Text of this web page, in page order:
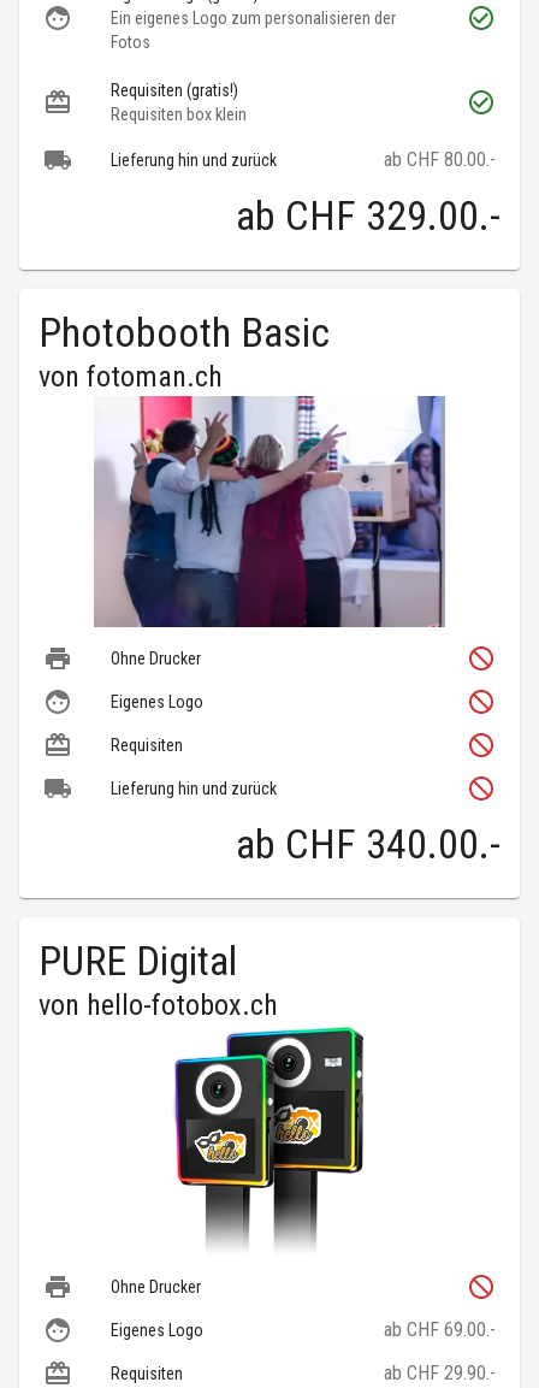
Ein eigenes Logo zum personalisieren der
Fotos
Requisiten (gratis!)
Requisiten box klein
Lieferung hin und zurück ab CHF 80.00.-
ab CHF 329.00.-
Photobooth Basic
von fotoman.ch
Ohne Drucker
Eigenes Logo
Requisiten
Lieferung hin und zurück
ab CHF 340.00.-
PURE Digital
von hello-fotobox.ch
Ohne Drucker
Eigenes Logo ab CHF 69.00.-
Requisiten ab CHF 29.90.-